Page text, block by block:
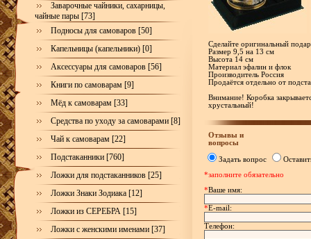
Заварочные чайники, сахарницы,
чайные пары [73]
Подносы для самоваров [50]
Капельницы (капельники) [0]
Аксессуары для самоваров [56]
Книги по самоварам [9]
Мёд к самоварам [33]
Средства по уходу за самоварами [8]
Чай к самоварам [22]
Подстаканники [760]
Ложки для подстаканников [25]
Ложки Знаки Зодиака [12]
Ложки из СЕРЕБРА [15]
Ложки с женскими именами [37]
Сделайте оригинальный
Размер 9,5 на 13 см
Высота 14 см
Материал эфалин и флок
Производитель Россия
Продаётся отдельно от
Внимание! Коробка
хрустальный!
Отзывы и
вопросы
Задать вопрос
*заполните обязательно
*Ваше имя:
*E-mail:
Телефон: